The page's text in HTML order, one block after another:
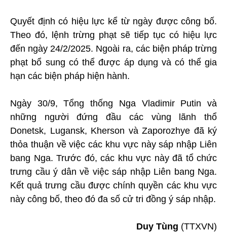
Quyết định có hiệu lực kể từ ngày được công bố.
Theo đó, lệnh trừng phạt sẽ tiếp tục có hiệu lực
đến ngày 24/2/2025. Ngoài ra, các biện pháp trừng
phạt bổ sung có thể được áp dụng và có thể gia
hạn các biện pháp hiện hành.
Ngày 30/9, Tổng thống Nga Vladimir Putin và
những người đứng đầu các vùng lãnh thổ
Donetsk, Lugansk, Kherson và Zaporozhye đã ký
thỏa thuận về việc các khu vực này sáp nhập Liên
bang Nga. Trước đó, các khu vực này đã tổ chức
trưng cầu ý dân về việc sáp nhập Liên bang Nga.
Kết quả trưng cầu được chính quyền các khu vực
này công bố, theo đó đa số cử tri đồng ý sáp nhập.
Duy Tùng (TTXVN)